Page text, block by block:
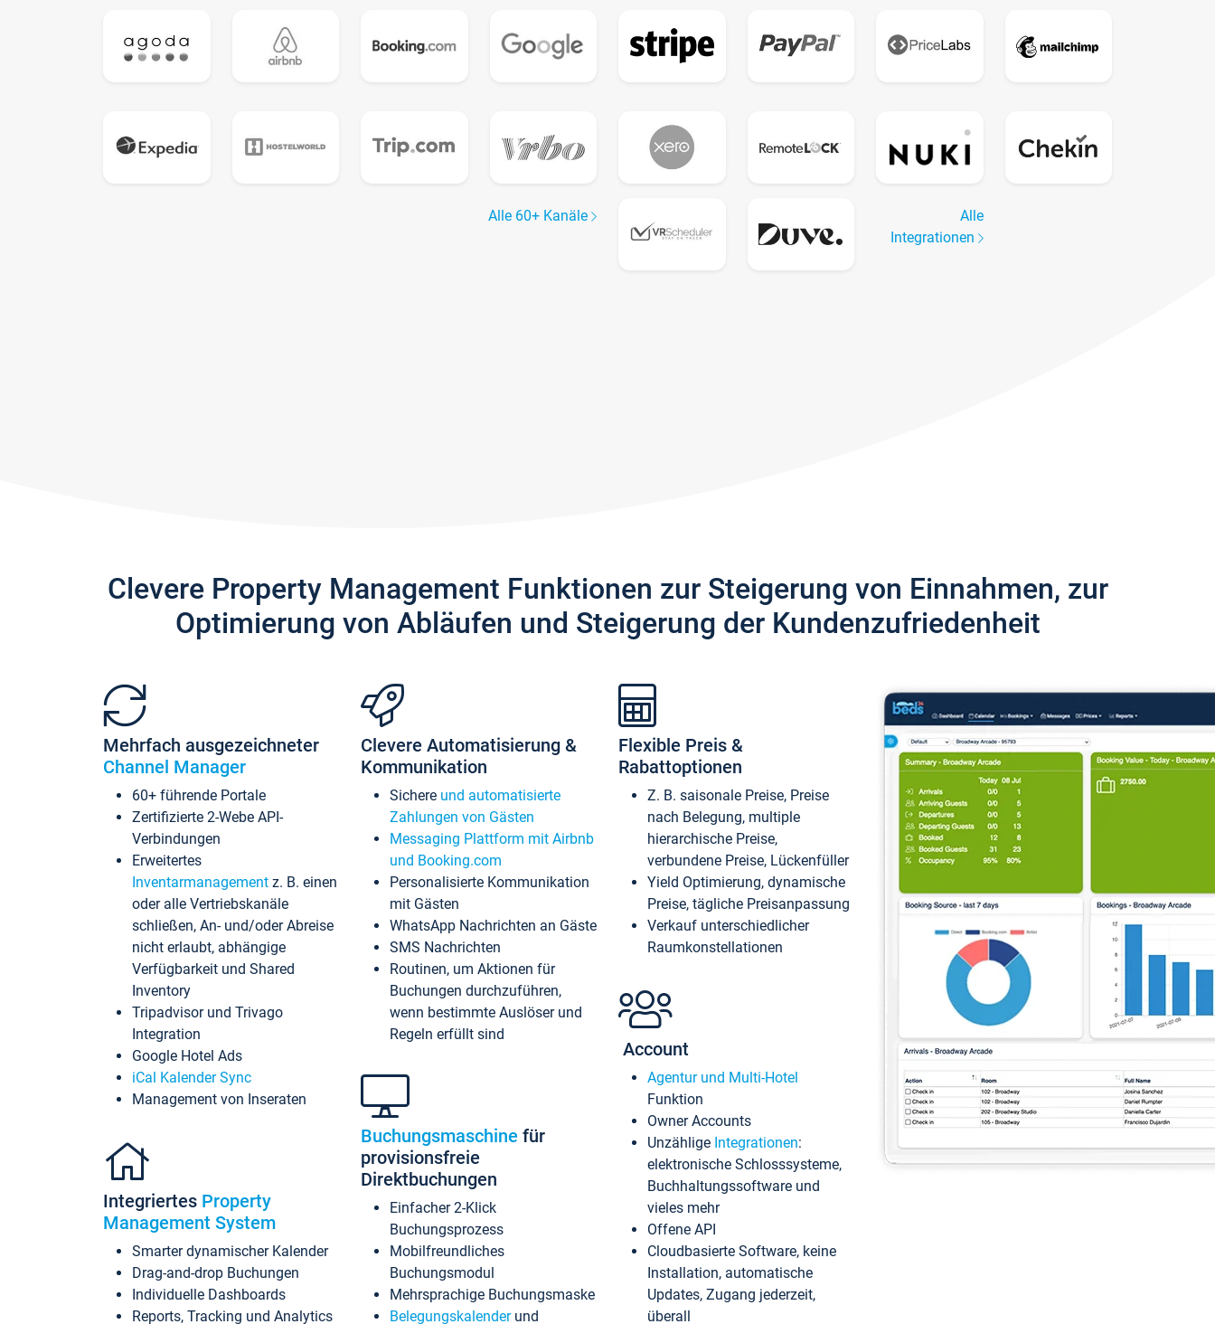
Alle 60+ Kanäle
Alle
Integrationen
Clevere Property Management Funktionen zur Steigerung von Einnahmen, zur
Optimierung von Abläufen und Steigerung der Kundenzufriedenheit
Mehrfach ausgezeichneter
Channel Manager
60+ führende Portale
Zertifizierte 2-Webe API-
Verbindungen
Erweitertes
Inventarmanagement z. B. einen
oder alle Vertriebskanäle
schließen, An- und/oder Abreise
nicht erlaubt, abhängige
Verfügbarkeit und Shared
Inventory
Tripadvisor und Trivago
Integration
Google Hotel Ads
iCal Kalender Sync
Management von Inseraten
Integriertes Property
Management System
Smarter dynamischer Kalender
Drag-and-drop Buchungen
Individuelle Dashboards
Reports, Tracking und Analytics
Clevere Automatisierung &
Kommunikation
Sichere und automatisierte
Zahlungen von Gästen
Messaging Plattform mit Airbnb
und Booking.com
Personalisierte Kommunikation
mit Gästen
WhatsApp Nachrichten an Gäste
SMS Nachrichten
Routinen, um Aktionen für
Buchungen durchzuführen,
wenn bestimmte Auslöser und
Regeln erfüllt sind
Buchungsmaschine für
provisionsfreie
Direktbuchungen
Einfacher 2-Klick
Buchungsprozess
Mobilfreundliches
Buchungsmodul
Mehrsprachige Buchungsmaske
Belegungskalenderund
Flexible Preis &
Rabattoptionen
Z. B. saisonale Preise, Preise
nach Belegung, multiple
hierarchische Preise,
verbundene Preise, Lückenfüller
Yield Optimierung, dynamische
Preise, tägliche Preisanpassung
Verkauf unterschiedlicher
Raumkonstellationen
Account
Agentur und Multi-Hotel
Funktion
Owner Accounts
Unzählige Integrationen:
elektronische Schlosssysteme,
Buchhaltungssoftware und
vieles mehr
Offene API
Cloudbasierte Software, keine
Installation, automatische
Updates, Zugang jederzeit,
überall